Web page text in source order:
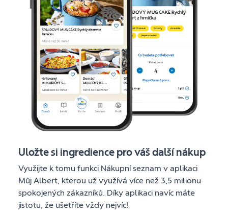
Uložte si ingredience pro váš další nákup
Využijte k tomu funkci Nákupní seznam v aplikaci
Můj Albert, kterou už využívá více než 3,5 milionu
spokojených zákazníků. Díky aplikaci navíc máte
jistotu, že ušetříte vždy nejvíc!